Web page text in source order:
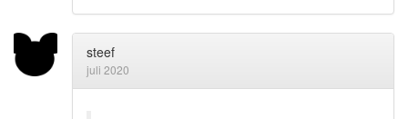
steef
juli 2020